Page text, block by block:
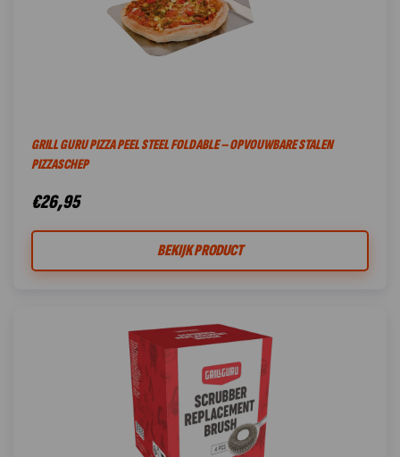
GRILL GURU PIZZA PEEL STEEL FOLDABLE – OPVOUWBARE STALEN
PIZZASCHEP
€26,95
BEKIJK PRODUCT